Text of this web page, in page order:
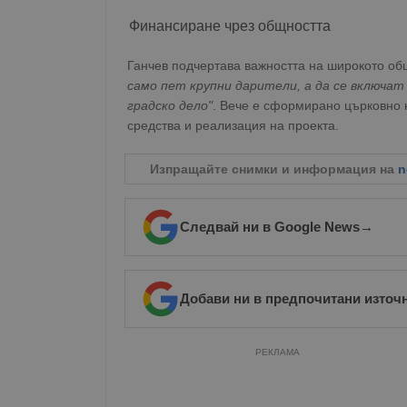
Финансиране чрез общността
Ганчев подчертава важността на широкото
само пет крупни дарители, а да се
градско дело". Вече е сформирано църковно
средства и реализация на проекта.
Изпращайте снимки и информация на
Следвай ни в Google News→
Добави ни в предпочитани
РЕКЛАМА
Име
receive-cookie-